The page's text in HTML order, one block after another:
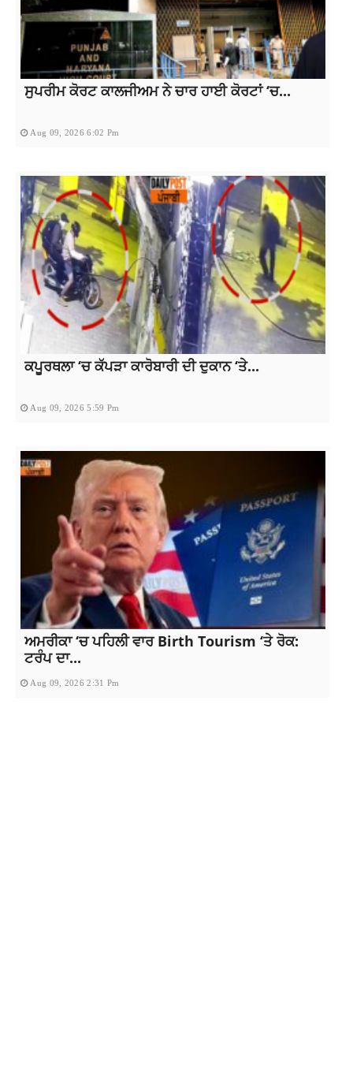
ਸੁਪਰੀਮ ਕੋਰਟ ਕਾਲਜੀਅਮ ਨੇ ਚਾਰ ਹਾਈ ਕੋਰਟਾਂ ‘ਚ...
Aug 09, 2026 6:02 Pm
ਕਪੂਰਥਲਾ ‘ਚ ਕੱਪੜਾ ਕਾਰੋਬਾਰੀ ਦੀ ਦੁਕਾਨ ‘ਤੇ...
Aug 09, 2026 5:59 Pm
ਅਮਰੀਕਾ ‘ਚ ਪਹਿਲੀ ਵਾਰ Birth Tourism ‘ਤੇ ਰੋਕ:
ਟਰੰਪ ਦਾ...
Aug 09, 2026 2:31 Pm